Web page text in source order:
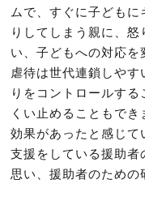
ムで、すぐに子ども
りしてしまう親に、
い、子どもへの対応を
虐待は世代連鎖しや
りをコントロールす
くい止めることもで
効果があったと感じ
支援をしている援助者
思い、援助者のための